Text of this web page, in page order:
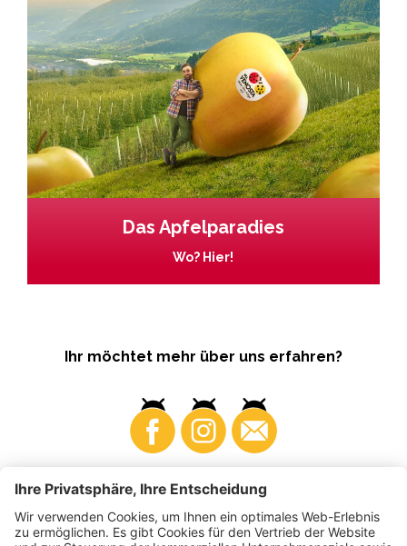
Das Apfelparadies
Wo? Hier!
Ihr möchtet mehr über uns erfahren?
Business Produzenten